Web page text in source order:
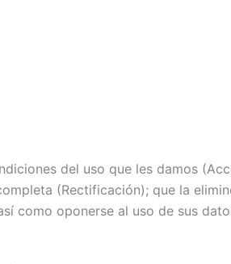
del uso que les damos
(Rectificación); que la
como oponerse al uso de sus